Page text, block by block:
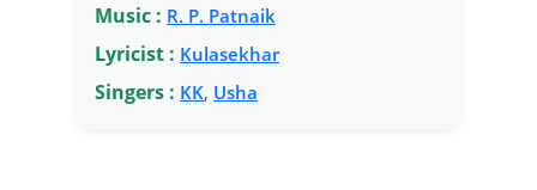
Music : R. P. Patnaik
Lyricist : Kulasekhar
Singers : KK, Usha